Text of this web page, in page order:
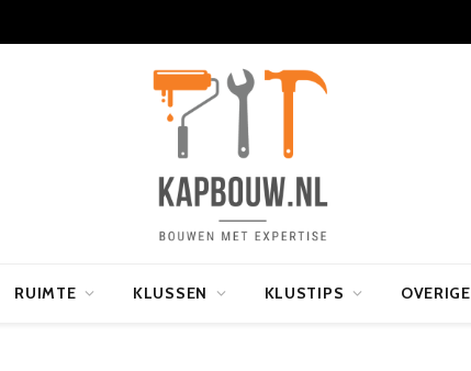
RUIMTE KLUSSEN KLUSTIPS OVERIGE